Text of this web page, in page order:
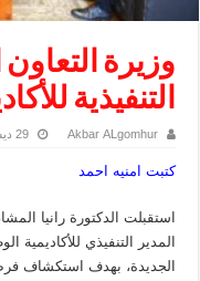
وزيرة
التنفيذية
Akbar ALgomhur 29 ديسمبر، 2023
كتبت امنيه احمد
استقبلت الدكتورة رانيا
المدير التنفيذي للأكاديمية
الجديدة، بهدف استكشاف